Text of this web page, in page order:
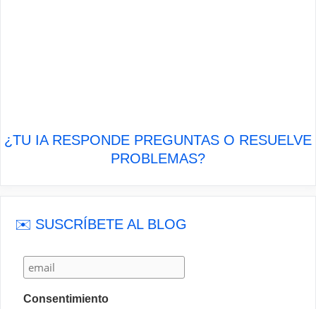
¿TU IA RESPONDE PREGUNTAS O RESUELVE
PROBLEMAS?
✉️ SUSCRÍBETE AL BLOG
Consentimiento